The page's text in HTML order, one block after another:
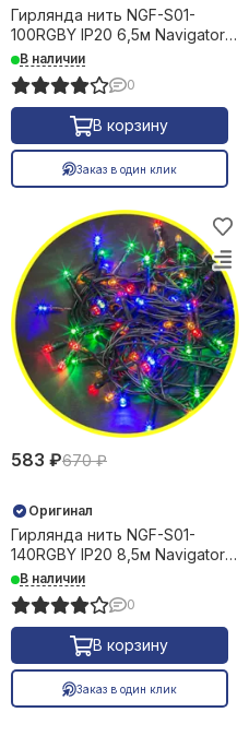
Гирлянда нить NGF-S01-
100RGBY IP20 6,5м Navigator
100В наличии
0
В корзину
Заказ в один клик
583 ₽670 ₽
Оригинал
Гирлянда нить NGF-S01-
140RGBY IP20 8,5м Navigator
100В наличии
0
В корзину
Заказ в один клик